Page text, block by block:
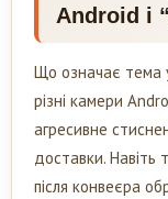
Android і
Що означає тема
різні камери
агресивне
доставки. Навіть
після конвеєра